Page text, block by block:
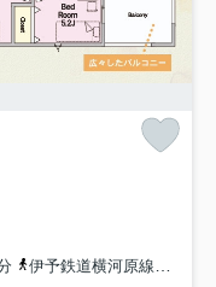
伊予鉄道横河原線「北久米」駅 徒歩24分